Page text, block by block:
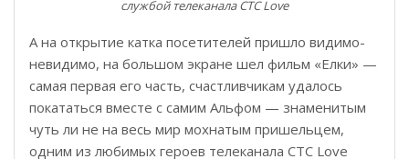
службой телеканала СТС Love
А на открытие катка посетителей пришло видимо-
невидимо, на большом экране шел фильм «Елки» —
самая первая его часть, счастливчикам удалось
покататься вместе с самим Альфом — знаменитым
чуть ли не на весь мир мохнатым пришельцем,
одним из любимых героев телеканала СТС Love